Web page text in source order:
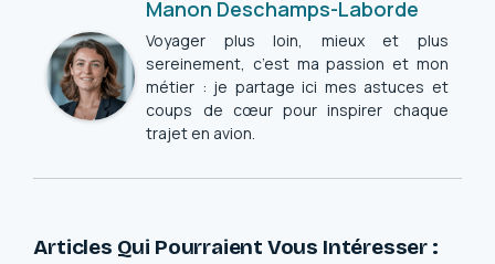
Manon Deschamps-Laborde
Voyager plus loin, mieux et plus
sereinement, c’est ma passion et mon
métier : je partage ici mes astuces et
coups de cœur pour inspirer chaque
trajet en avion.
Articles Qui Pourraient Vous Intéresser :